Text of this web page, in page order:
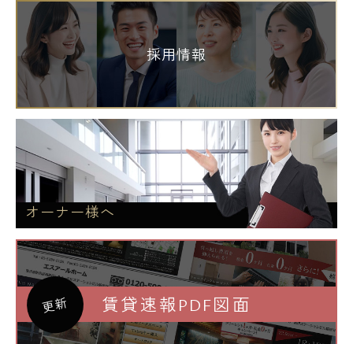
郵便局
◆練馬豊玉中郵便局・・362m
銀行
◆きらぼし銀行小竹向原出張所・・637m
◆西京信用金庫江古田支店・・713m
◆三菱UFJ銀行練馬駅前支店・・782m
◆江古田の森公園・・489m
役所
◆練馬区役所・・1,180m
図書館
採用情報
オーナー様へ
更新 賃貸速報PDF図面